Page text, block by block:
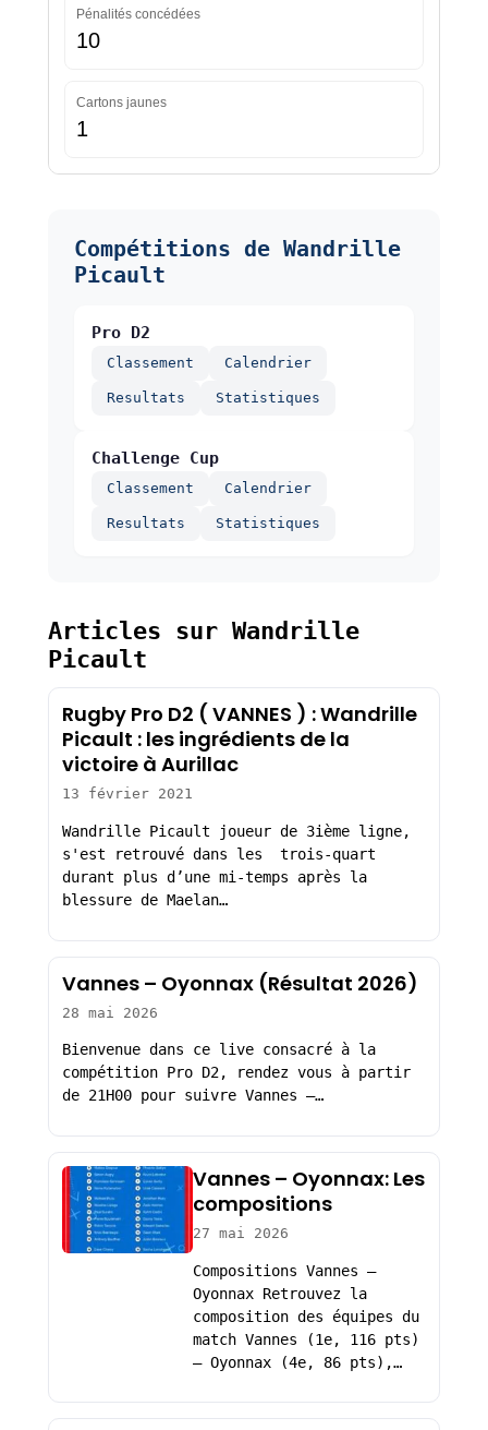
Pénalités concédées
10
Cartons jaunes
1
Compétitions de Wandrille
Picault
Pro D2
Classement Calendrier
Resultats Statistiques
Challenge Cup
Classement Calendrier
Resultats Statistiques
Articles sur Wandrille
Picault
Rugby Pro D2 ( VANNES ) : Wandrille
Picault : les ingrédients de la
victoire à Aurillac
13 février 2021
Wandrille Picault joueur de 3ième ligne,
s'est retrouvé dans les trois-quart
durant plus d’une mi-temps après la
blessure de Maelan…
Vannes – Oyonnax (Résultat 2026)
28 mai 2026
Bienvenue dans ce live consacré à la
compétition Pro D2, rendez vous à partir
de 21H00 pour suivre Vannes –…
Vannes – Oyonnax: Les
compositions
27 mai 2026
Compositions Vannes –
Oyonnax Retrouvez la
composition des équipes du
match Vannes (1e, 116 pts)
– Oyonnax (4e, 86 pts),…